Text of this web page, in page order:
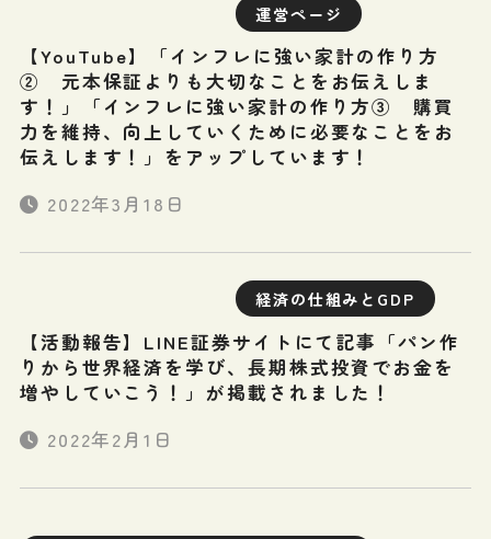
運営ページ
【YouTube】「インフレに強い家計の作り方
② 元本保証よりも大切なことをお伝えしま
す！」「インフレに強い家計の作り方③ 購買
力を維持、向上していくために必要なことをお
伝えします！」をアップしています！
2022年3月18日
経済の仕組みとGDP
【活動報告】LINE証券サイトにて記事「パン作
りから世界経済を学び、長期株式投資でお金を
増やしていこう！」が掲載されました！
2022年2月1日